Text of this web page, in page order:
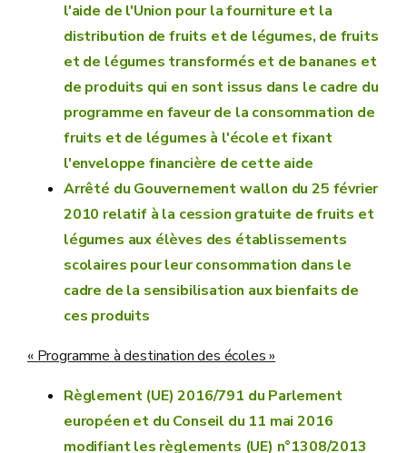
l'aide de l'Union pour la fourniture et la
distribution de fruits et de légumes, de fruits
et de légumes transformés et de bananes et
de produits qui en sont issus dans le cadre du
programme en faveur de la consommation de
fruits et de légumes à l'école et fixant
l'enveloppe financière de cette aide
Arrêté du Gouvernement wallon du 25 février
2010 relatif à la cession gratuite de fruits et
légumes aux élèves des établissements
scolaires pour leur consommation dans le
cadre de la sensibilisation aux bienfaits de
ces produits
« Programme à destination des écoles »
Règlement (UE) 2016/791 du Parlement
européen et du Conseil du 11 mai 2016
modifiant les règlements (UE) n°1308/2013